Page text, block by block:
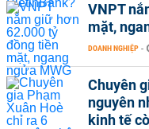
VNPT
mặt,
DOANH NGHIỆP -
Chuyên
nguyên
kinh tế